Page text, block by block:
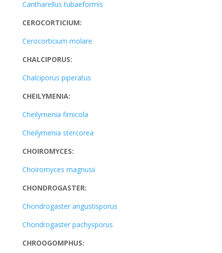
Cantharellus tubaeformis
CEROCORTICIUM:
Cerocorticium molare
CHALCIPORUS:
Chalciporus piperatus
CHEILYMENIA:
Cheilymenia fimicola
Cheilymenia stercorea
CHOIROMYCES:
Choiromyces magnusii
CHONDROGASTER:
Chondrogaster angustisporus
Chondrogaster pachysporus
CHROOGOMPHUS: